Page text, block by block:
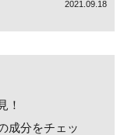
2021.09.18
！
成分をチェッ